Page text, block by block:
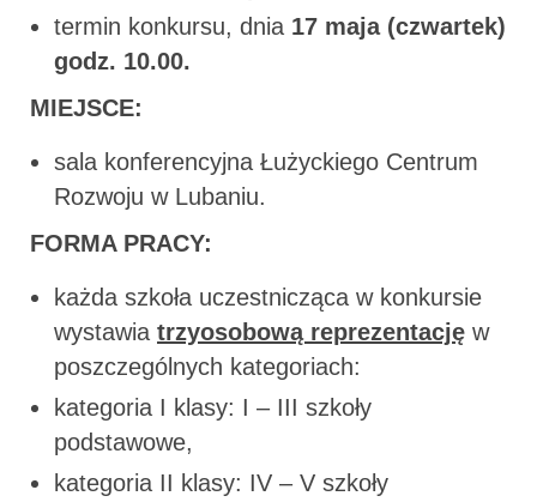
termin konkursu, dnia 17 maja (czwartek)
godz. 10.00.
MIEJSCE:
sala konferencyjna Łużyckiego Centrum
Rozwoju w Lubaniu.
FORMA PRACY:
każda szkoła uczestnicząca w konkursie
wystawia trzyosobową reprezentację w
poszczególnych kategoriach:
kategoria I klasy: I – III szkoły
podstawowe,
kategoria II klasy: IV – V szkoły